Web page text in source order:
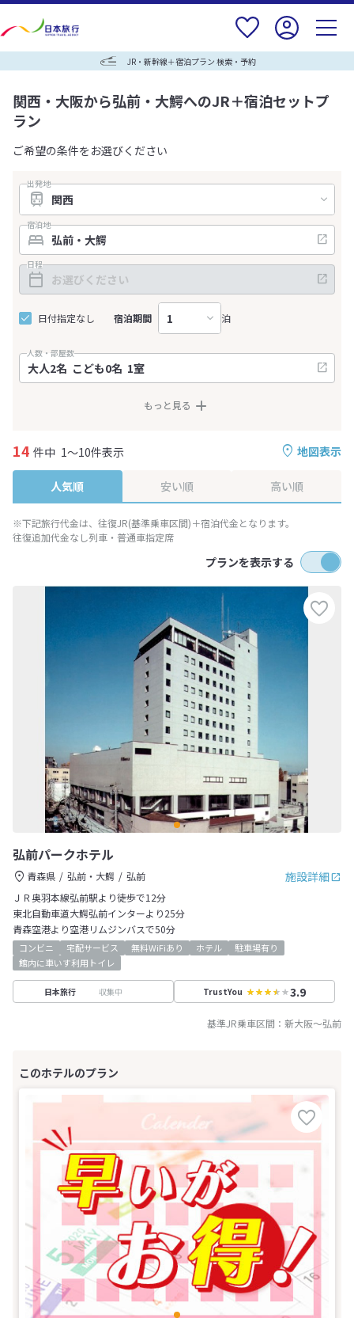
JR・新幹線＋宿泊プラン 検索・予約
関西・大阪から弘前・大鰐へのJR＋宿泊セットプ
ラン
ご希望の条件をお選びください
出発地
宿泊地
日程
日付指定なし 宿泊期間 泊
人数・部屋数
もっと見る
地図表示
14 件中 1～10件表示
人気順 安い順 高い順
※下記旅行代金は、往復JR(基準乗車区間)＋宿泊代金となります。
往復追加代金なし列車・普通車指定席
プランを表示する
弘前パークホテル
施設詳細
青森県 弘前・大鰐
弘前
ＪＲ奥羽本線弘前駅より徒歩で12分
東北自動車道大鰐弘前インターより25分
青森空港より空港リムジンバスで50分
コンビニ 宅配サービス 無料WiFiあり ホテル
駐車場有り
館内に車いす利用トイレ
日本旅行 収集中 TrustYou 3.9
基準JR乗車区間： 新大阪～弘前